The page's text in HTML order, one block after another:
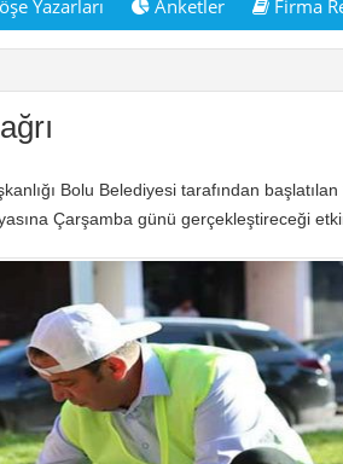
Yazarları Anketler Firma
Bolu Belediyesi tarafından
Çarşamba günü gerçekleştireceği